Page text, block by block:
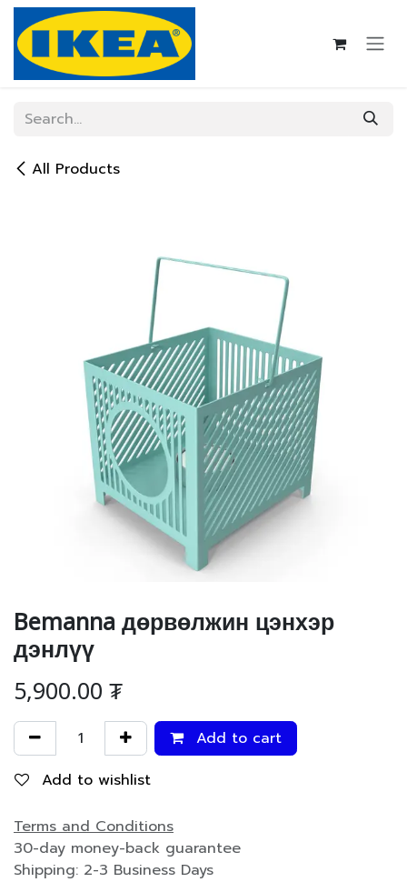
Skip to Content
All Products
Bemanna дөрвөлжин цэнхэр
дэнлүү
5,900.00₮
Add to cart
Add to wishlist
Terms and Conditions
30-day money-back guarantee
Shipping: 2-3 Business Days